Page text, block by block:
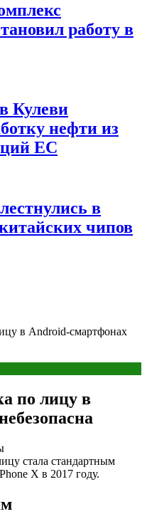
работу в
Кулеви
нефти из
ЕС
в
чипов
в Android-смартфонах
по лицу в
стала стандартным
X в 2017 году.